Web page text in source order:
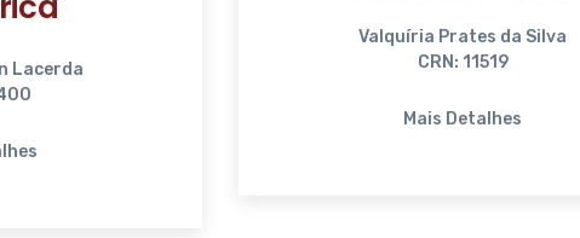
Lacerda
Valquíria Prates da Silva
CRN: 11519
Mais Detalhes